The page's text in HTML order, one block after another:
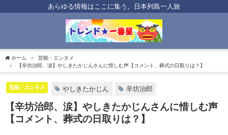
あらゆる情報はここに集う。日本列島一人旅
ホーム
芸能・エンタメ
【辛坊治郎、涙】やしきたかじんさんに惜しむ声【コメント、葬式の日取りは？】
芸能・エンタメ やしきたかじん 辛坊治郎
【辛坊治郎、涙】やしきたかじんさんに惜しむ声
【コメント、葬式の日取りは？】